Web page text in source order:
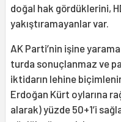
doğal hak gördüklerini,
yakıştıramayanlar var.
AK Parti’nin işine
turda sonuçlanmaz ve
iktidarın lehine
Erdoğan Kürt oylarına
alarak) yüzde 50+1’i